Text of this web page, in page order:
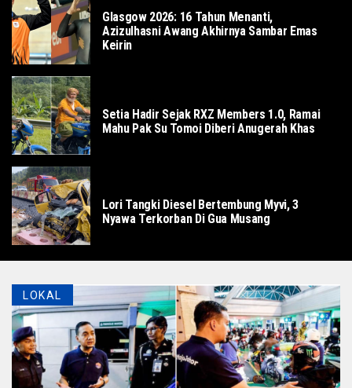
Glasgow 2026: 16 Tahun Menanti,
Azizulhasni Awang Akhirnya Sambar Emas
Keirin
Setia Hadir Sejak RXZ Members 1.0, Ramai
Mahu Pak Su Tomoi Diberi Anugerah Khas
Lori Tangki Diesel Bertembung Myvi, 3
Nyawa Terkorban Di Gua Musang
LOKAL